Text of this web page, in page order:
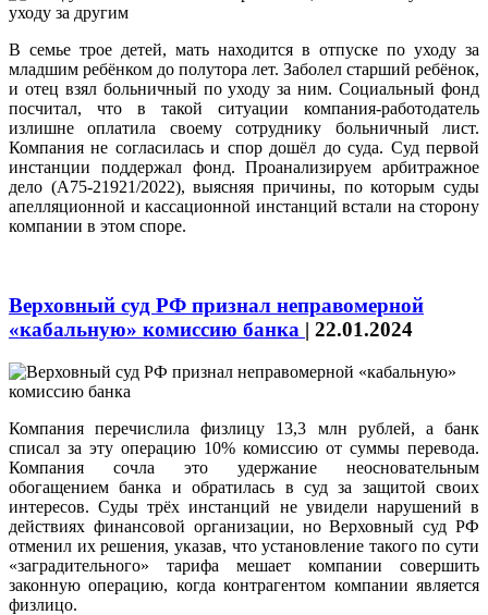
В семье трое детей, мать находится в отпуске по уходу за
младшим ребёнком до полутора лет. Заболел старший ребёнок,
и отец взял больничный по уходу за ним. Социальный фонд
посчитал, что в такой ситуации компания-работодатель
излишне оплатила своему сотруднику больничный лист.
Компания не согласилась и спор дошёл до суда. Суд первой
инстанции поддержал фонд. Проанализируем арбитражное
дело (А75-21921/2022), выясняя причины, по которым суды
апелляционной и кассационной инстанций встали на сторону
компании в этом споре.
Верховный суд РФ признал неправомерной
«кабальную» комиссию банка | 22.01.2024
Компания перечислила физлицу 13,3 млн рублей, а банк
списал за эту операцию 10% комиссию от суммы перевода.
Компания сочла это удержание неосновательным
обогащением банка и обратилась в суд за защитой своих
интересов. Суды трёх инстанций не увидели нарушений в
действиях финансовой организации, но Верховный суд РФ
отменил их решения, указав, что установление такого по сути
«заградительного» тарифа мешает компании совершить
законную операцию, когда контрагентом компании является
физлицо.